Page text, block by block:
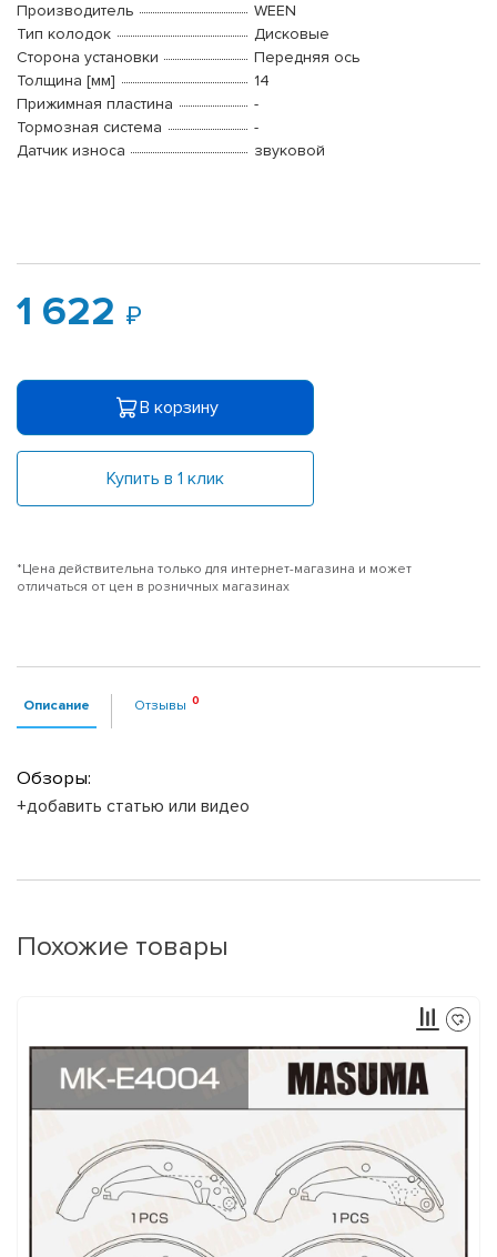
Производитель
WEEN
Тип колодок
Дисковые
Сторона установки
Передняя ось
Толщина [мм]
14
Прижимная пластина
-
Тормозная система
-
Датчик износа
звуковой
1 622
В корзину
Купить в 1 клик
*Цена действительна только для интернет-магазина и может
отличаться от цен в розничных магазинах
Описание Отзывы
Обзоры:
+добавить статью или видео
Похожие товары